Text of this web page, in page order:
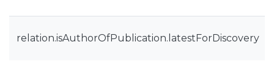
relation.isAuthorOfPublication.latestForDiscovery